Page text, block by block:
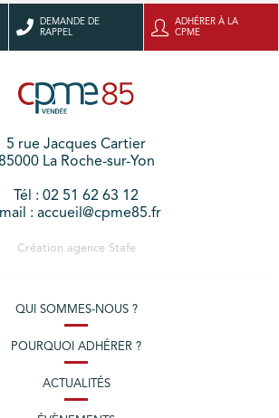
DEMANDE DE
RAPPEL
ADHÉRER À LA
CPME
5 rue Jacques Cartier
La Roche-sur-Yon
Tél : 02 51 62 63 12
: accueil@cpme85.fr
Création agence Stafe
QUI SOMMES-NOUS ?
POURQUOI ADHÉRER ?
ACTUALITÉS